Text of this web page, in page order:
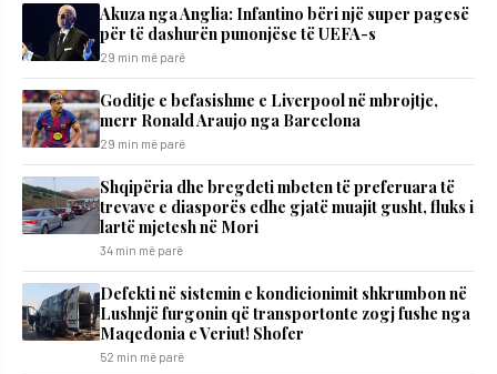
Akuza nga Anglia: Infantino bëri një super pagesë
për të dashurën punonjëse të UEFA-s
29 min më parë
Goditje e befasishme e Liverpool në mbrojtje,
merr Ronald Araujo nga Barcelona
29 min më parë
Shqipëria dhe bregdeti mbeten të preferuara të
trevave e diasporës edhe gjatë muajit gusht, fluks i
lartë mjetesh në Mori
34 min më parë
Defekti në sistemin e kondicionimit shkrumbon në
Lushnjë furgonin që transportonte zogj fushe nga
Maqedonia e Veriut! Shofer
52 min më parë